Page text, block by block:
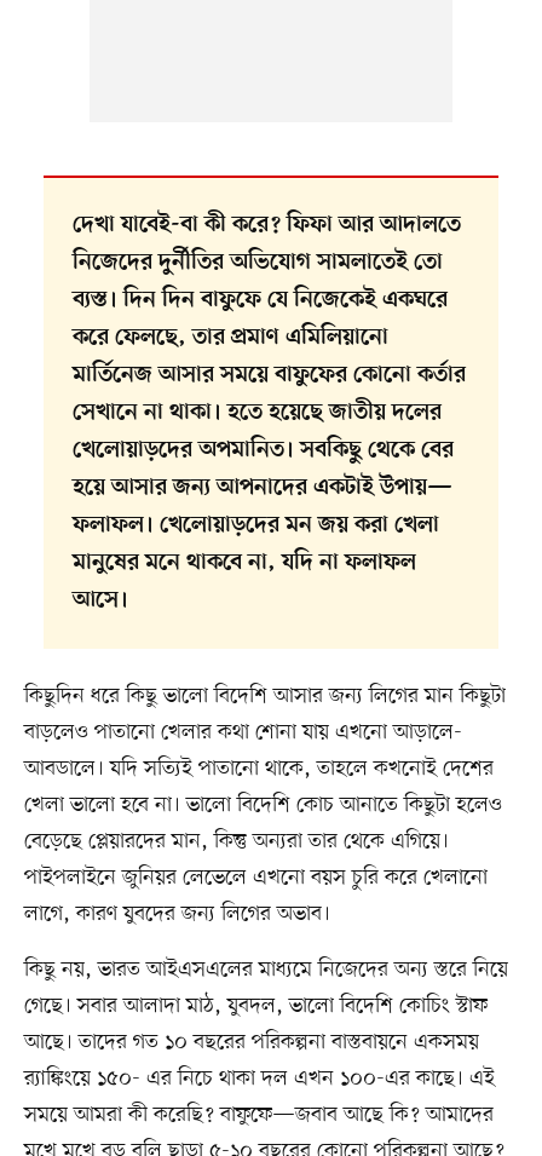
দেখা যাবেই-বা কী করে? ফিফা আর আদালতে
নিজেদের দুর্নীতির অভিযোগ সামলাতেই তো
ব্যস্ত। দিন দিন বাফুফে যে নিজেকেই একঘরে
করে ফেলছে, তার প্রমাণ এমিলিয়ানো
মার্তিনেজ আসার সময়ে বাফুফের কোনো কর্তার
সেখানে না থাকা। হতে হয়েছে জাতীয় দলের
খেলোয়াড়দের অপমানিত। সবকিছু থেকে বের
হয়ে আসার জন্য আপনাদের একটাই উপায়—
ফলাফল। খেলোয়াড়দের মন জয় করা খেলা
মানুষের মনে থাকবে না, যদি না ফলাফল
আসে।
কিছুদিন ধরে কিছু ভালো বিদেশি আসার জন্য লিগের মান কিছুটা
বাড়লেও পাতানো খেলার কথা শোনা যায় এখনো আড়ালে-
আবডালে। যদি সত্যিই পাতানো থাকে, তাহলে কখনোই দেশের
খেলা ভালো হবে না। ভালো বিদেশি কোচ আনাতে কিছুটা হলেও
বেড়েছে প্লেয়ারদের মান, কিন্তু অন্যরা তার থেকে এগিয়ে।
পাইপলাইনে জুনিয়র লেভেলে এখনো বয়স চুরি করে খেলানো
লাগে, কারণ যুবদের জন্য লিগের অভাব।
কিছু নয়, ভারত আইএসএলের মাধ্যমে নিজেদের অন্য স্তরে নিয়ে
গেছে। সবার আলাদা মাঠ, যুবদল, ভালো বিদেশি কোচিং স্টাফ
আছে। তাদের গত ১০ বছরের পরিকল্পনা বাস্তবায়নে একসময়
র‍্যাঙ্কিংয়ে ১৫০- এর নিচে থাকা দল এখন ১০০-এর কাছে। এই
সময়ে আমরা কী করেছি? বাফুফে—জবাব আছে কি? আমাদের